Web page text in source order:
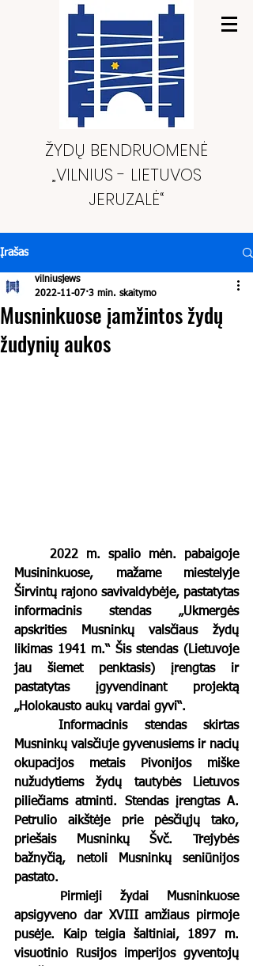
ŽYDŲ BENDRUOMENĖ
„VILNIUS - LIETUVOS
JERUZALĖ“
Įrašas
Musninkuose įamžintos žydų
žudynių aukos
vilniusjews
2022-11-07 3 min. skaitymo
2022 m. spalio mėn. pabaigoje
Musininkuose, mažame miestelyje
Širvintų rajono savivaldybėje, pastatytas
informacinis stendas „Ukmergės
apskrities Musninkų valsčiaus žydų
likimas 1941 m.“ Šis stendas (Lietuvoje
jau šiemet penktasis) įrengtas ir
pastatytas įgyvendinant projektą
„Holokausto aukų vardai gyvi“.
	Informacinis stendas skirtas
Musninkų valsčiuje gyvenusiems ir nacių
okupacijos metais Pivonijos miške
nužudytiems žydų tautybės Lietuvos
piliečiams atminti. Stendas įrengtas A.
Petrulio aikštėje prie pėsčiųjų tako,
priešais
Musninkų Švč. Trejybės
bažnyčią, netoli Musninkų seniūnijos
pastato.
apsigyveno dar XVIII amžiaus pirmoje
pusėje.
Kaip teigia šaltiniai, 1897 m.
visuotinio Rusijos imperijos gyventojų